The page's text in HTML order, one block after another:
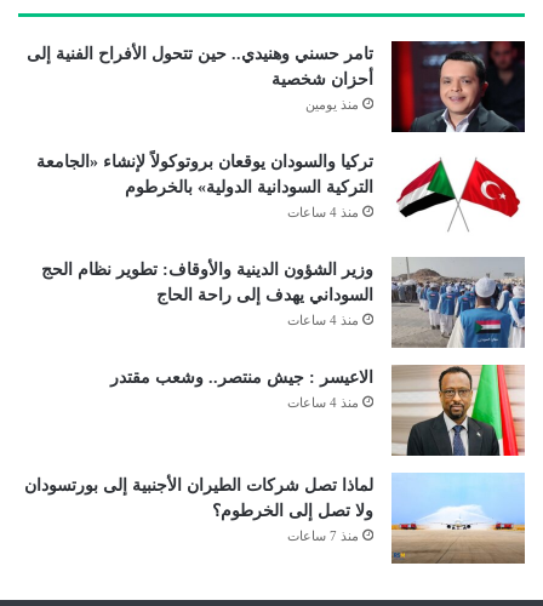
تامر حسني وهنيدي.. حين تتحول الأفراح الفنية إلى
أحزان شخصية
منذ يومين
تركيا والسودان يوقعان بروتوكولاً لإنشاء «الجامعة
التركية السودانية الدولية» بالخرطوم
منذ 4 ساعات
وزير الشؤون الدينية والأوقاف: تطوير نظام الحج
السوداني يهدف إلى راحة الحاج
منذ 4 ساعات
الاعيسر : جيش منتصر.. وشعب مقتدر
منذ 4 ساعات
لماذا تصل شركات الطيران الأجنبية إلى بورتسودان
ولا تصل إلى الخرطوم؟
منذ 7 ساعات